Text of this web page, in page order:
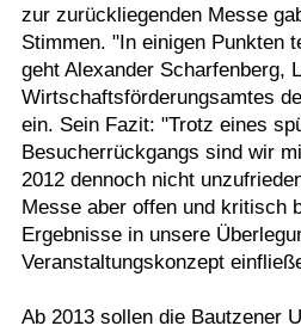
zur zurückliegenden Messe
Stimmen. "In einigen Punkten
geht Alexander Scharfenberg,
Wirtschaftsförderungsamtes
ein. Sein Fazit: "Trotz eines
Besucherrückgangs sind wir
2012 dennoch nicht
Messe aber offen und kritisch
Ergebnisse in unsere
Veranstaltungskonzept
Ab 2013 sollen die Bautzener